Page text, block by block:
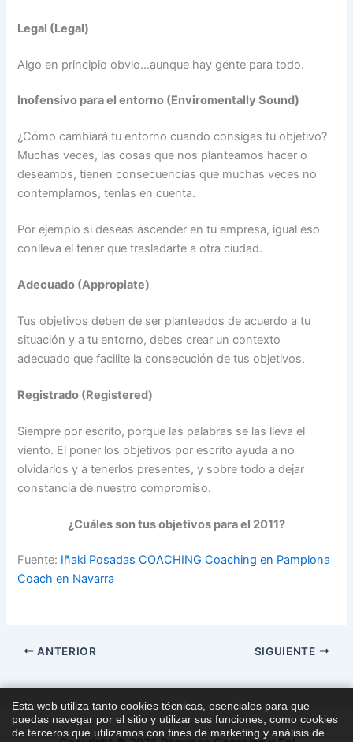
Legal (Legal)
Algo en principio obvio…aunque hay gente para todo.
Inofensivo para el entorno (Enviromentally Sound)
¿Cómo cambiará tu entorno cuando consigas tu objetivo?
Muchas veces, las cosas que nos planteamos hacer o
deseamos, tienen consecuencias que muchas veces no
contemplamos, tenlas en cuenta.
Por ejemplo si deseas ascender en tu empresa, igual eso
conlleva el tener que trasladarte a otra ciudad.
Adecuado (Appropiate)
Tus objetivos deben de ser planteados de acuerdo a tu
situación y a tu entorno, debes crear un contexto
adecuado que facilite la consecución de tus objetivos.
Registrado (Registered)
Siempre por escrito, porque las palabras se las lleva el
viento. El poner los objetivos por escrito ayuda a no
olvidarlos y a tenerlos presentes, y sobre todo a dejar
constancia de nuestro compromiso.
¿Cuáles son tus objetivos para el 2011?
Fuente: Iñaki Posadas COACHING Coaching en Pamplona
Coach en Navarra
ANTERIOR SIGUIENTE
Esta web utiliza tanto cookies técnicas, esenciales para que
puedas navegar por el sitio y utilizar sus funciones, como cookies
de terceros que utilizamos con fines de marketing y análisis de